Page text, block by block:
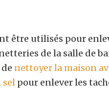
être utilisés pour
de la salle de
nettoyer la maison
sel pour enlever les